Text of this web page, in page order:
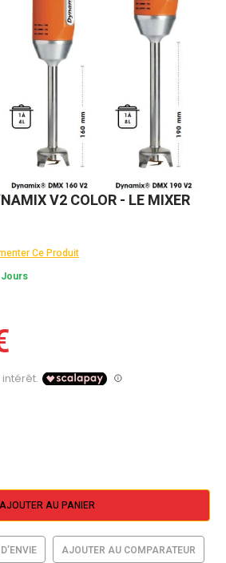
V2 COLOR - LE MIXER
Ce Produit
Jours
AJOUTER AU PANIER
AJOUTER AU COMPARATEUR